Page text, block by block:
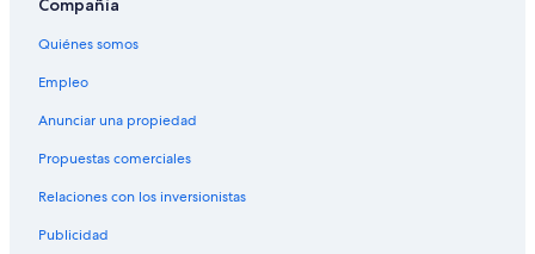
Cabañas en Aurora
Casas de ciudad en Aurora
Casas de huéspedes en Aurora
Casas vacacionales en Aurora
Resorts en Aurora
Compañía
Quiénes somos
Empleo
Anunciar una propiedad
Propuestas comerciales
Relaciones con los inversionistas
Publicidad